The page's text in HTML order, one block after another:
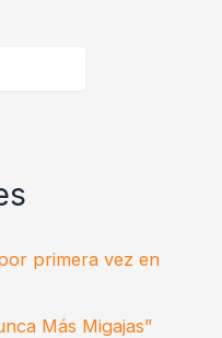
primera vez en
Más Migajas”